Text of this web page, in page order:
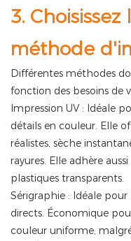
3.
méthode
Différentes méthodes
fonction des besoins de
Impression UV : Idéale
détails en couleur. Elle
réalistes, sèche
rayures. Elle adhère
plastiques transparents.
Sérigraphie : Idéale
directs. Économique
couleur uniforme,